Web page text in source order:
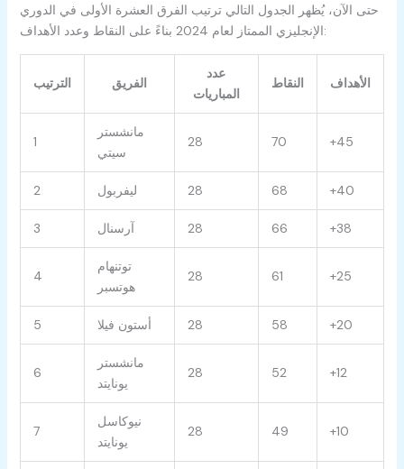
حتى الآن، يُظهر الجدول التالي ترتيب الفرق العشرة الأولى في الدوري
الإنجليزي الممتاز لعام 2024 بناءً على النقاط وعدد الأهداف:
الترتيب الفريق
عدد
المباريات
النقاط الأهداف
1
مانشستر
سيتي
28 70 +45
2 ليفربول 28 68 +40
3 آرسنال 28 66 +38
4
توتنهام
هوتسبر
28 61 +25
5 أستون فيلا 28 58 +20
6
مانشستر
يونايتد
28 52 +12
7
نيوكاسل
يونايتد
28 49 +10